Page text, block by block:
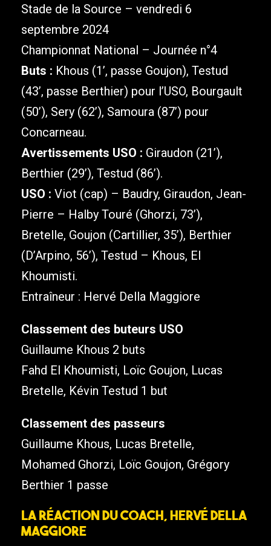
Stade de la Source – vendredi 6
septembre 2024
Championnat National – Journée n°4
Buts : Khous (1’, passe Goujon), Testud
(43’, passe Berthier) pour l’USO, Bourgault
(50’), Sery (62’), Samoura (87’) pour
Concarneau.
Avertissements USO : Giraudon (21’),
Berthier (29’), Testud (86’).
USO : Viot (cap) – Baudry, Giraudon, Jean-
Pierre – Halby Touré (Ghorzi, 73’),
Bretelle, Goujon (Cartillier, 35’), Berthier
(D’Arpino, 56’), Testud – Khous, El
Khoumisti.
Entraîneur : Hervé Della Maggiore
Classement des buteurs USO
Guillaume Khous 2 buts
Fahd El Khoumisti, Loïc Goujon, Lucas
Bretelle, Kévin Testud 1 but
Classement des passeurs
Guillaume Khous, Lucas Bretelle,
Mohamed Ghorzi, Loïc Goujon, Grégory
Berthier 1 passe
La réaction du coach, Hervé Della
Maggiore